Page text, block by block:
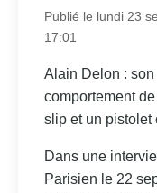
Publié le lundi 23
17:01
Alain Delon :
comportement
slip et un pistolet
Dans une
Parisien le 22